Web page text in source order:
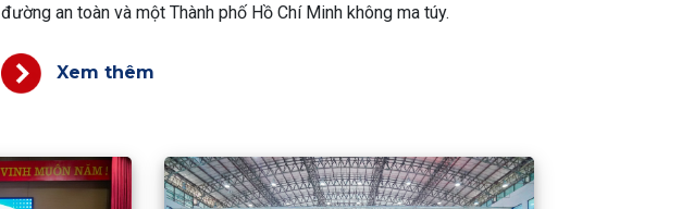
đường an toàn và một Thành phố Hồ Chí Minh không ma túy.
Xem thêm